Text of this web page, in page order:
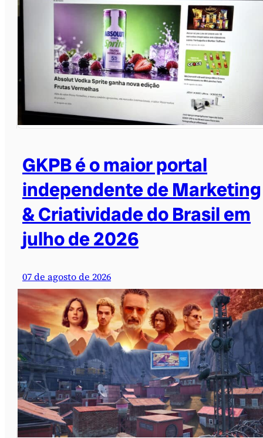
GKPB é o maior portal
independente de Marketing
& Criatividade do Brasil em
julho de 2026
07 de agosto de 2026